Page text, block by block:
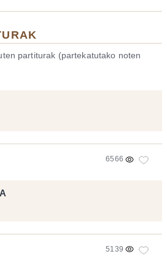
partiturak (partekatutako noten
6566
5139